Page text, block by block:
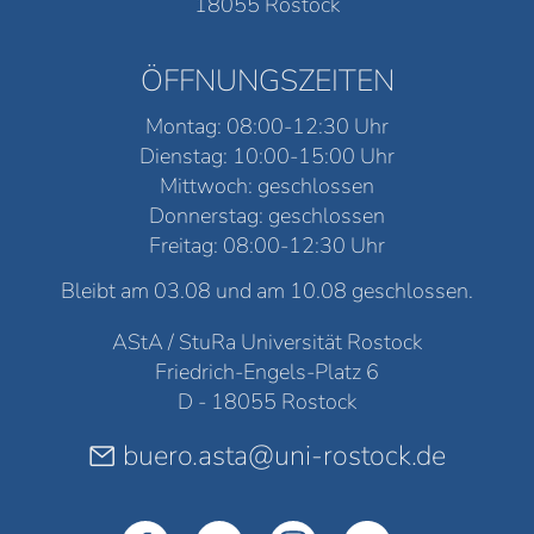
ÖFFNUNGSZEITEN
Montag: 08:00-12:30 Uhr
Dienstag: 10:00-15:00 Uhr
Mittwoch: geschlossen
Donnerstag: geschlossen
Freitag: 08:00-12:30 Uhr
Bleibt am 03.08 und am 10.08 geschlossen.
AStA / StuRa Universität Rostock
Friedrich-Engels-Platz 6
D - 18055 Rostock
buero.asta@uni-rostock.de